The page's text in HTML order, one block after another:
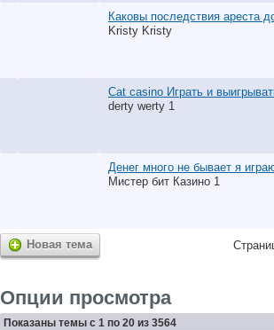
Каковы последствия ареста
Kristy Kristy
Cat casino Играть и
derty werty 1
Денег много не бывает я
Мистер бит Казино 1
Новая тема
Опции просмотра
Показаны темы с 1 по 20 из 3564